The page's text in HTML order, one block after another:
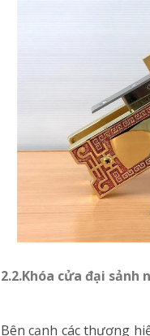
2.2.Khóa cửa đại sảnh
Bên cạnh các thương